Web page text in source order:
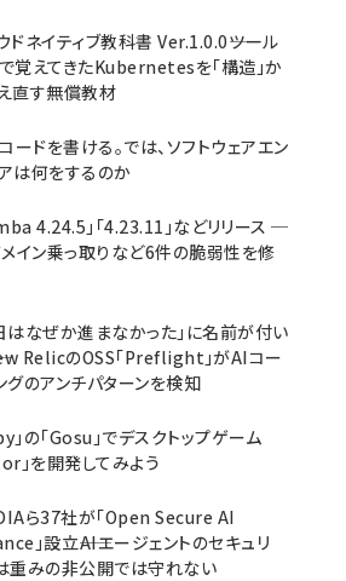
ドネイティブ教科書 Ver.1.0.0――ツール
覚えてきたKubernetesを「構造」か
直す無償教材
ードを書ける。では、ソフトウェアエン
は何をするのか
4.24.5」「4.23.11」などリリース ─
イン乗っ取りなど6件の脆弱性を修
はなぜか進まなかった」に名前が付い
RelicのOSS「Preflight」がAIコー
グのアンチパターンを検知
」の「Gosu」でデスクトップゲーム
」を開発してみよう
ら37社が「Open Secure AI
」設立――AIエージェントのセキュリ
重みの非公開では守れない